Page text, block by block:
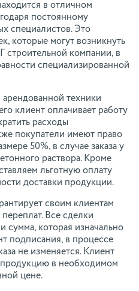
в отличном
постоянному
специалистов. Это
которые могут возникнуть
строительной компании, в
специализированной
техники
клиент оплачивает работу
расходы
покупатели имеют право
50%, в случае заказа у
раствора. Кроме
льготную оплату
доставки продукции.
своим клиентам
Все сделки
сумма, которая изначально
подписания, в процессе
не изменяется. Клиент
в необходимом
цене.